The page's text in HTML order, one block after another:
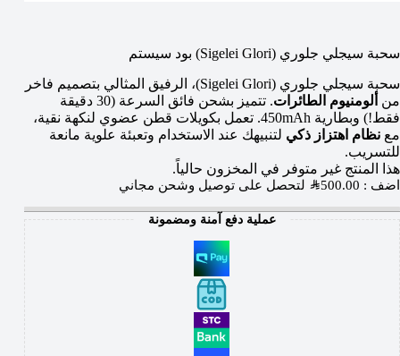
سحبة سيجلي جلوري (Sigelei Glori) بود سيستم
سحبة سيجلي جلوري (Sigelei Glori)، الرفيق المثالي بتصميم فاخر
من ألومنيوم الطائرات
. تتميز بشحن فائق السرعة (30 دقيقة
فقط!) وبطارية 450mAh. تعمل بكويلات قطن عضوي لنكهة نقية،
مع نظام اهتزاز ذكي لتنبيهك عند الاستخدام وتعبئة علوية مانعة
للتسريب.
هذا المنتج غير متوفر في المخزون حالياً.
اضف : SAR500.00 لتحصل على توصيل وشحن مجاني
عملية دفع آمنة ومضمونة